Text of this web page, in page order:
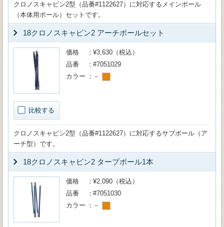
クロノスキャビン2型（品番#1122627）に対応するメインポール
（本体用ポール）セットです。
18クロノスキャビン2 アーチポールセット
比較する
価格
¥3,630（税込）
品番
#7051029
カラー
－
クロノスキャビン2型（品番#1122627）に対応するサブポール（ア
ーチ型）です。
18クロノスキャビン2 タープポール1本
価格
¥2,090（税込）
品番
#7051030
カラー
－